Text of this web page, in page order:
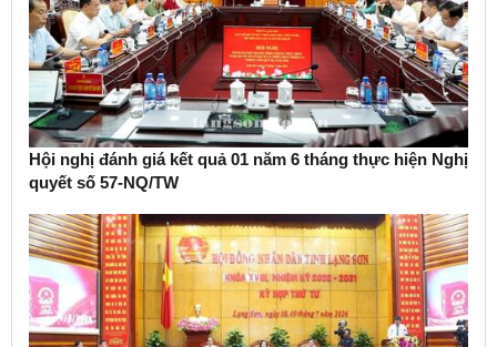
Hội nghị đánh giá kết quả 01 năm 6 tháng thực hiện Nghị
quyết số 57-NQ/TW